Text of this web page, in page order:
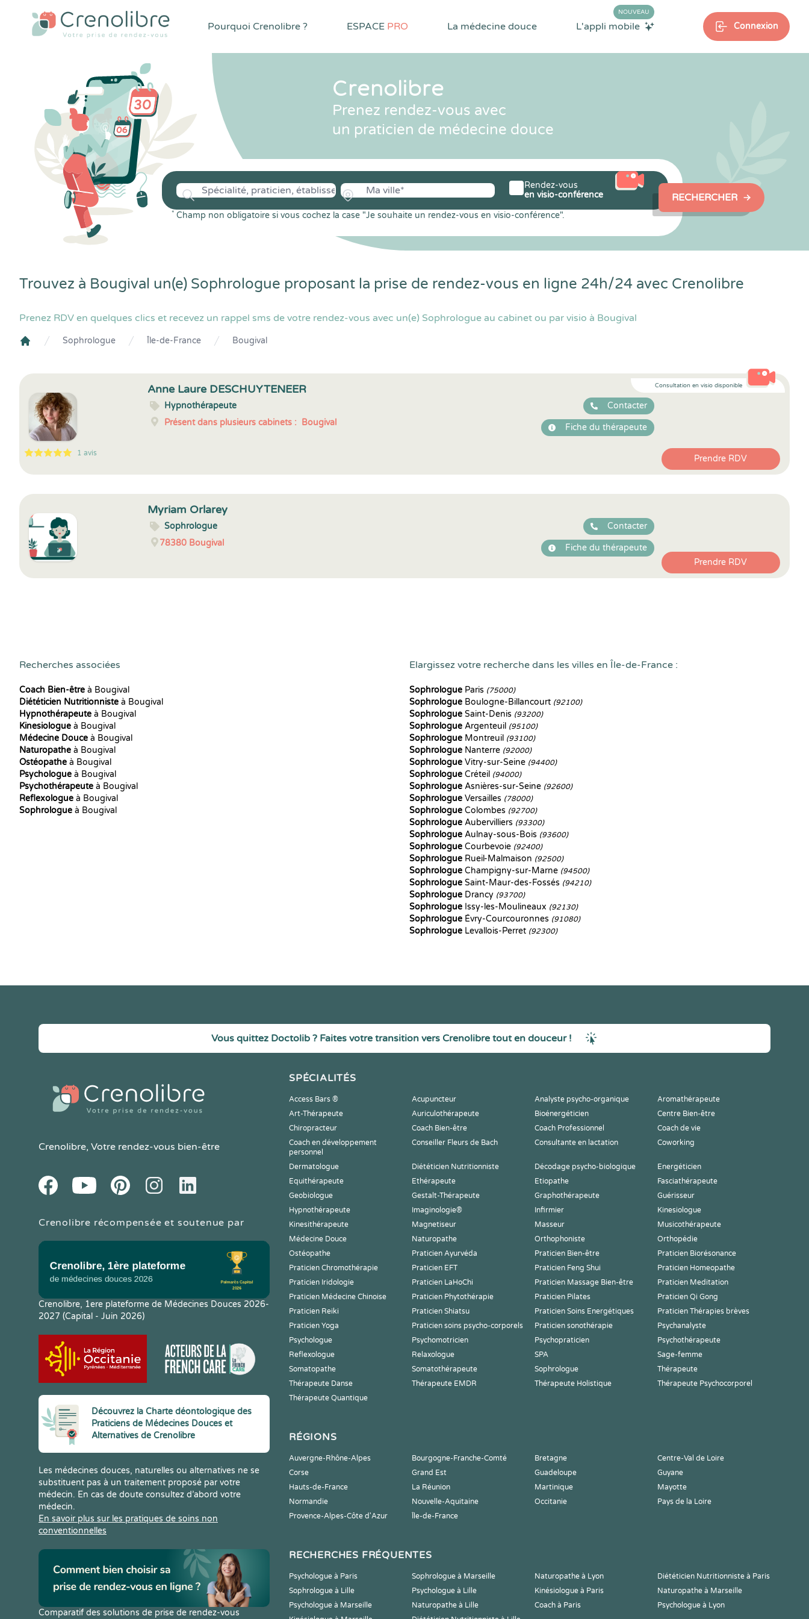
Pourquoi Crenolibre ? ESPACE PRO La médecine douce L'appli mobile
NOUVEAU
Connexion
Crenolibre
Prenez rendez-vous avec
un praticien de médecine douce
* Champ non obligatoire si vous cochez la case "Je souhaite un rendez-vous en visio-conférence".
Rendez-vous
en visio-conférence
RECHERCHER
Trouvez à Bougival un(e) Sophrologue proposant la prise de rendez-vous en ligne 24h/24 avec Crenolibre
Prenez RDV en quelques clics et recevez un rappel sms de votre rendez-vous avec un(e) Sophrologue au cabinet ou par visio à Bougival
Sophrologue Île-de-France Bougival
Consultation en visio disponible
5
1
5
1 1 avis
Anne Laure DESCHUYTENEER
Hypnothérapeute
Présent dans plusieurs cabinets : Bougival
Contacter
Fiche du thérapeute
Prendre RDV
Myriam Orlarey
Sophrologue
78380 Bougival
Contacter
Fiche du thérapeute
Prendre RDV
Recherches associées
Coach Bien-être à Bougival
Diététicien Nutritionniste à Bougival
Hypnothérapeute à Bougival
Kinesiologue à Bougival
Médecine Douce à Bougival
Naturopathe à Bougival
Ostéopathe à Bougival
Psychologue à Bougival
Psychothérapeute à Bougival
Reflexologue à Bougival
Sophrologue à Bougival
Elargissez votre recherche dans les villes en Île-de-France :
Sophrologue Paris (75000)
Sophrologue Boulogne-Billancourt (92100)
Sophrologue Saint-Denis (93200)
Sophrologue Argenteuil (95100)
Sophrologue Montreuil (93100)
Sophrologue Nanterre (92000)
Sophrologue Vitry-sur-Seine (94400)
Sophrologue Créteil (94000)
Sophrologue Asnières-sur-Seine (92600)
Sophrologue Versailles (78000)
Sophrologue Colombes (92700)
Sophrologue Aubervilliers (93300)
Sophrologue Aulnay-sous-Bois (93600)
Sophrologue Courbevoie (92400)
Sophrologue Rueil-Malmaison (92500)
Sophrologue Champigny-sur-Marne (94500)
Sophrologue Saint-Maur-des-Fossés (94210)
Sophrologue Drancy (93700)
Sophrologue Issy-les-Moulineaux (92130)
Sophrologue Évry-Courcouronnes (91080)
Sophrologue Levallois-Perret (92300)
Vous quittez Doctolib ? Faites votre transition vers Crenolibre tout en douceur !
Crenolibre, Votre rendez-vous bien-être
FacebookYoutube PinteresetInstagramLinkedIn
Crenolibre récompensée et soutenue par
Crenolibre, 1ere plateforme de Médecines Douces 2026-
2027 (Capital - Juin 2026)
Découvrez la Charte déontologique des
Praticiens de Médecines Douces et
Alternatives de Crenolibre
Les médecines douces, naturelles ou alternatives ne se
substituent pas à un traitement proposé par votre
médecin. En cas de doute consultez d’abord votre
médecin.
En savoir plus sur les pratiques de soins non
conventionnelles
Comparatif des solutions de prise de rendez-vous
SPÉCIALITÉS
Access Bars ® Acupuncteur Analyste psycho-organique
Aromathérapeute
Art-Thérapeute
Auriculothérapeute Bioénergéticien
Centre Bien-être
Chiropracteur
Coach Bien-être Coach Professionnel
Coach de vie
Coach en développement
personnel
Conseiller Fleurs de Bach Consultante en lactation Coworking
Dermatologue Diététicien Nutritionniste Décodage psycho-biologique
Energéticien
Equithérapeute
Ethérapeute Etiopathe
Fasciathérapeute
Geobiologue
Gestalt-Thérapeute Graphothérapeute
Guérisseur
Hypnothérapeute
Imaginologie® Infirmier
Kinesiologue
Kinesithérapeute
Magnetiseur Masseur
Musicothérapeute
Médecine Douce
Naturopathe Orthophoniste
Orthopédie
Ostéopathe
Praticien Ayurvéda Praticien Bien-être
Praticien Biorésonance
Praticien Chromothérapie
Praticien EFT Praticien Feng Shui
Praticien Homeopathe
Praticien Iridologie
Praticien LaHoChi Praticien Massage Bien-être
Praticien Meditation
Praticien Médecine Chinoise
Praticien Phytothérapie Praticien Pilates
Praticien Qi Gong
Praticien Reiki
Praticien Shiatsu Praticien Soins Energétiques
Praticien Thérapies brèves
Praticien Yoga
Praticien soins psycho-corporels Praticien sonothérapie
Psychanalyste
Psychologue
Psychomotricien Psychopraticien
Psychothérapeute
Reflexologue
Relaxologue SPA
Sage-femme
Somatopathe
Somatothérapeute Sophrologue
Thérapeute
Thérapeute Danse
Thérapeute EMDR Thérapeute Holistique
Thérapeute Psychocorporel
Thérapeute Quantique
RÉGIONS
Auvergne-Rhône-Alpes Bourgogne-Franche-Comté Bretagne
Centre-Val de Loire
Corse
Grand Est Guadeloupe
Guyane
Hauts-de-France
La Réunion Martinique
Mayotte
Normandie
Nouvelle-Aquitaine Occitanie
Pays de la Loire
Provence-Alpes-Côte d'Azur
Île-de-France
RECHERCHES FRÉQUENTES
Psychologue à Paris Sophrologue à Marseille Naturopathe à Lyon
Diététicien Nutritionniste à Paris
Sophrologue à Lille
Psychologue à Lille Kinésiologue à Paris
Naturopathe à Marseille
Psychologue à Marseille
Naturopathe à Lille Coach à Paris
Psychologue à Lyon